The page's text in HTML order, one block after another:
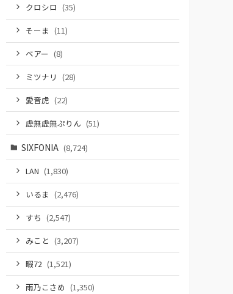
クロシロ (35)
そーま (11)
ベアー (8)
ミツナリ (28)
愛音虎 (22)
虚無虚無ぷりん (51)
SIXFONIA (8,724)
LAN (1,830)
いるま (2,476)
すち (2,547)
みこと (3,207)
暇72 (1,521)
雨乃こさめ (1,350)